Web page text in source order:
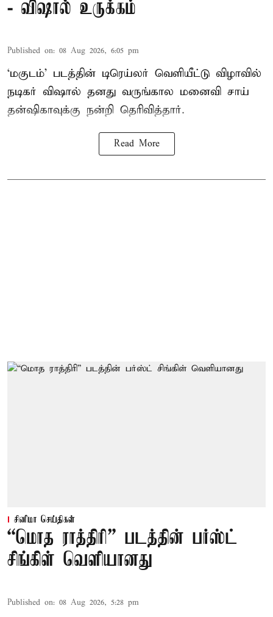
- விஷால் உருக்கம்
Published on: 08 Aug 2026, 6:05 pm
‘மகுடம்’ படத்தின் டிரெய்லர் வெளியீட்டு விழாவில்
நடிகர் விஷால் தனது வருங்கால மனைவி சாய்
தன்ஷிகாவுக்கு நன்றி தெரிவித்தார்.
Read More
சினிமா செய்திகள்
“மொத ராத்திரி” படத்தின் பர்ஸ்ட்
சிங்கிள் வெளியானது
Published on: 08 Aug 2026, 5:28 pm